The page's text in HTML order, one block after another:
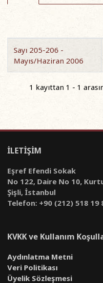
Sayı 205-206 -
Mayıs/Haziran 2006
1 kayıttan 1 - 1
İLETİŞİM
Eşref Efendi Sokak
No 122, Daire No 10,
Şişli, İstanbul
Telefon: +90 (212) 518 19
KVKK ve Kullanım
Aydınlatma Metni
Veri Politikası
Üyelik Sözleşmesi